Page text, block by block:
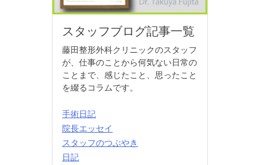
スタッフブログ記事一覧
藤田整形外科クリニックのスタッフ
が、仕事のことから何気ない日常の
ことまで、感じたこと、思ったこと
を綴るコラムです。
手術日記
院長エッセイ
スタッフのつぶやき
日記